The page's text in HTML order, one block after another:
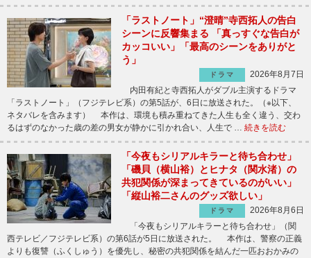
「ラストノート」“澄晴”寺西拓人の告白
シーンに反響集まる 「真っすぐな告白が
カッコいい」「最高のシーンをありがと
う」
ドラマ
2026年8月7日
内田有紀と寺西拓人がダブル主演するドラマ
「ラストノート」（フジテレビ系）の第5話が、6日に放送された。（※以下、
ネタバレを含みます） 本作は、環境も積み重ねてきた人生も全く違う、交わ
るはずのなかった歳の差の男女が静かに引かれ合い、人生で … 続きを読む
「今夜もシリアルキラーと待ち合わせ」
「磯貝（横山裕）とヒナタ（関水渚）の
共犯関係が深まってきているのがいい」
「縦山裕二さんのグッズ欲しい」
ドラマ
2026年8月6日
「今夜もシリアルキラーと待ち合わせ」（関
西テレビ／フジテレビ系）の第6話が5日に放送された。 本作は、警察の正義
よりも復讐（ふくしゅう）を優先し、秘密の共犯関係を結んだ一匹おおかみの